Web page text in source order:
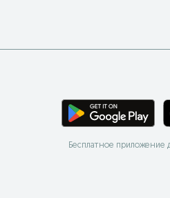
Бесплатное приложение